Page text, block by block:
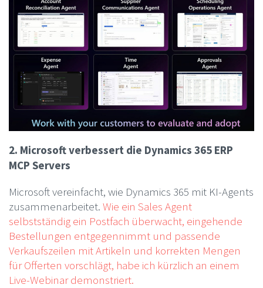
2. Microsoft verbessert die Dynamics 365 ERP
MCP Servers
Microsoft vereinfacht, wie Dynamics 365 mit KI-Agents
zusammenarbeitet. Wie ein Sales Agent
selbstständig ein Postfach überwacht, eingehende
Bestellungen entgegennimmt und passende
Verkaufszeilen mit Artikeln und korrekten Mengen
für Offerten vorschlägt, habe ich kürzlich an einem
Live-Webinar demonstriert.